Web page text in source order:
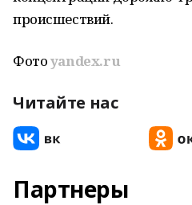
происшествий.
Фотоyandex.ru
Читайте нас
Партнеры